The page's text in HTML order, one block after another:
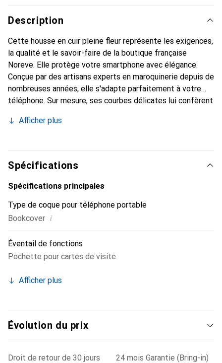
Description
Cette housse en cuir pleine fleur représente les exigences,
la qualité et le savoir-faire de la boutique française
Noreve. Elle protège votre smartphone avec élégance.
Conçue par des artisans experts en maroquinerie depuis de
nombreuses années, elle s'adapte parfaitement à votre
téléphone. Sur mesure, ses courbes délicates lui confèrent
et indispensable pour votre smartphone. Reconnaître
marque Noreve est un choix sûr pour une clientèle
exigeante.
Afficher plus
Spécifications
Spécifications principales
Type de coque pour téléphone portable
Bookcover i
Éventail de fonctions
Pochette pour cartes de visite
Afficher plus
Évolution du prix
Droit de retour de 30 jours
24 mois Garantie (Bring-in)